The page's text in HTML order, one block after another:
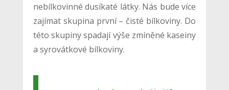
nebílkovinné dusíkaté látky. Nás bude více
zajímat skupina první – čisté bílkoviny. Do
této skupiny spadají výše zmíněné kaseiny
a syrovátkové bílkoviny.